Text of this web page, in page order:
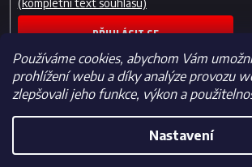
Používáme cookies, abychom Vám
prohlížení webu a díky analýze provozu
zlepšovali jeho funkce, výkon a
Nastavení
PŘIHLÁSIT SE
Vytvořil Shoptet